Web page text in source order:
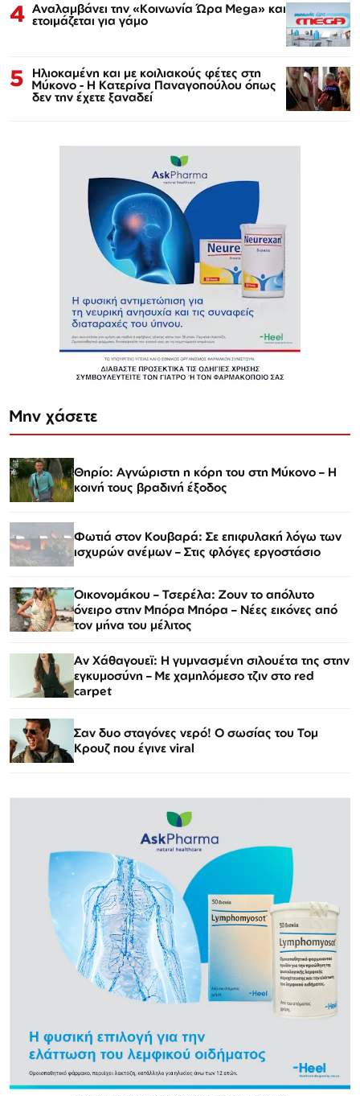
4 Αναλαμβάνει την «Κοινωνία Ώρα Mega» και
ετοιμάζεται για γάμο
5 Ηλιοκαμένη και με κοιλιακούς φέτες στη
Μύκονο - Η Κατερίνα Παναγοπούλου όπως
δεν την έχετε ξαναδεί
Μην χάσετε
Θηρίο: Αγνώριστη η κόρη του στη Μύκονο – Η
κοινή τους βραδινή έξοδος
Φωτιά στον Κουβαρά: Σε επιφυλακή λόγω των
ισχυρών ανέμων – Στις φλόγες εργοστάσιο
Οικονομάκου – Τσερέλα: Ζουν το απόλυτο
όνειρο στην Μπόρα Μπόρα – Νέες εικόνες από
τον μήνα του μέλιτος
Αν Χάθαγουεϊ: Η γυμνασμένη σιλουέτα της στην
εγκυμοσύνη – Με χαμηλόμεσο τζιν στο red
carpet
Σαν δυο σταγόνες νερό! Ο σωσίας του Τομ
Κρουζ που έγινε viral